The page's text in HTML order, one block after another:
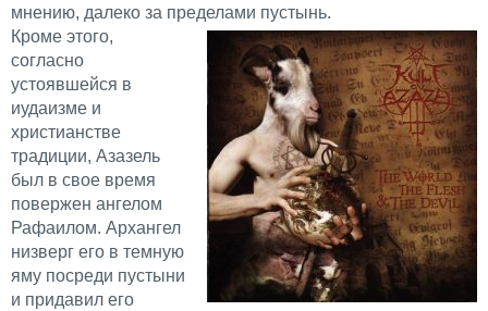
мнению, далеко за пределами пустынь.
Кроме этого,
согласно
устоявшейся в
иудаизме и
христианстве
традиции, Азазель
был в свое время
повержен ангелом
Рафаилом. Архангел
низверг его в темную
яму посреди пустыни
и придавил его